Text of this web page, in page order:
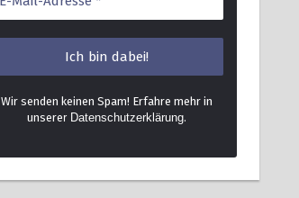
Wir senden keinen Spam! Erfahre mehr in
unserer Datenschutzerklärung.